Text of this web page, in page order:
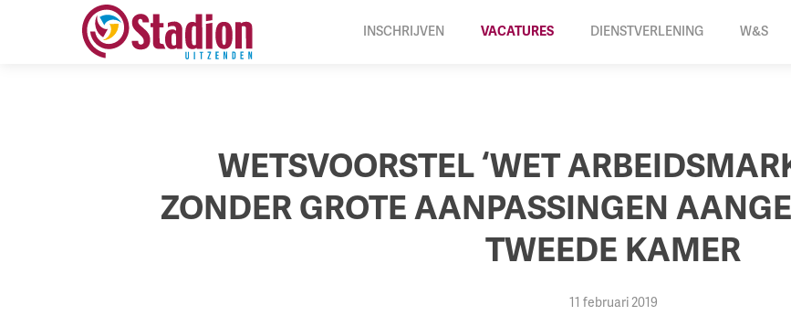
INSCHRIJVEN VACATURES DIENSTVERLENING W&S
WETSVOORSTEL ‘WET
ZONDER GROTE AANPASSINGEN
TWEEDE KAMER
11 februari 2019